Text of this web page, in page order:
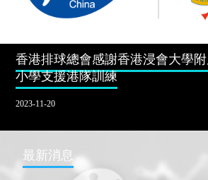
香港排球總會感謝香港浸會大學
小學支援港隊訓練
2023-11-20
最新消息